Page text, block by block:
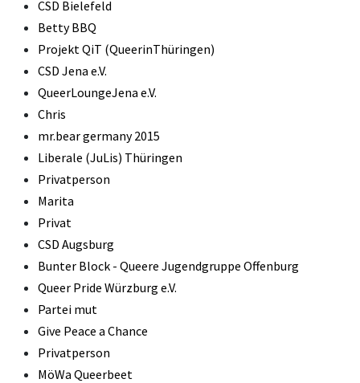
CSD Bielefeld
Betty BBQ
Projekt QiT (QueerinThüringen)
CSD Jena e.V.
QueerLoungeJena e.V.
Chris
mr.bear germany 2015
Liberale (JuLis) Thüringen
Privatperson
Marita
Privat
CSD Augsburg
Bunter Block - Queere Jugendgruppe Offenburg
Queer Pride Würzburg e.V.
Partei mut
Give Peace a Chance
Privatperson
MöWa Queerbeet